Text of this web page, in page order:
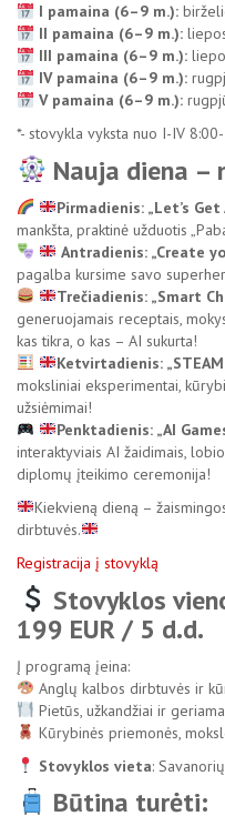
I pamaina (6–9 m.):
II pamaina (6–9 m.):
III pamaina (6–9 m.):
IV pamaina (6–9 m.):
V pamaina (6–9 m.):
*- stovykla vyksta nuo I-IV
Nauja diena –
Pirmadienis: „Let’s
mankšta, praktinė užduotis
Antradienis: „Create
pagalba kursime savo
Trečiadienis: „Smart
generuojamais receptais,
kas tikra, o kas – AI sukurta!
Ketvirtadienis:
moksliniai eksperimentai,
užsiėmimai!
Penktadienis: „AI
interaktyviais AI žaidimais,
diplomų įteikimo ceremonija!
Kiekvieną dieną –
dirbtuvės.
Registracija į stovyklą
Stovyklos
199 EUR / 5 d.d.
Į programą įeina:
Anglų kalbos dirbtuvės ir
Pietūs, užkandžiai ir
Kūrybinės priemonės,
Stovyklos vieta:
Būtina turėti: